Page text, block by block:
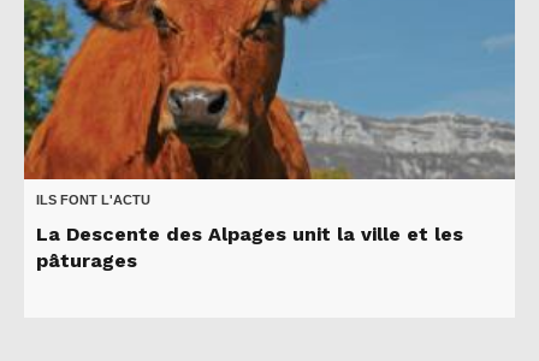
ILS FONT L'ACTU
La Descente des Alpages unit la ville et les
pâturages